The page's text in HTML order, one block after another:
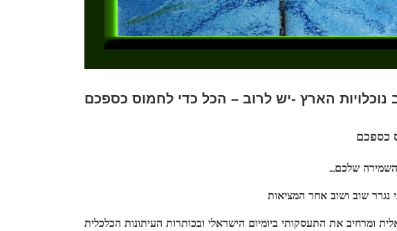
נוכלויות הארץ -יש לרוב – הכל כדי לחמוס כספכם
כספכם
השמירה שלכם
נגרר שוב ושוב אחר המציאות
ומרחיב את התעסקותי ביומיום הישראלי ובכותרות העיתונות הכלכלית